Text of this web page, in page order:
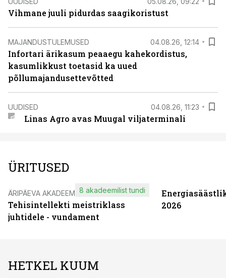
Vihmane juuli pidurdas saagikoristust
MAJANDUSTULEMUSED 04.08.26, 12:14
Infortari ärikasum peaaegu kahekordistus,
kasumlikkust toetasid ka uued
põllumajandusettevõtted
UUDISED 04.08.26, 11:23
Linas Agro avas Muugal viljaterminali
ÜRITUSED
ÄRIPÄEVA AKADEEMIA
Tehisintellekti meistriklass
juhtidele - vundament
8 akadeemilist tundi
2026
HETKEL KUUM